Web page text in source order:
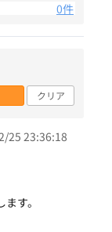
0件
クリア
25 23:36:18
す。